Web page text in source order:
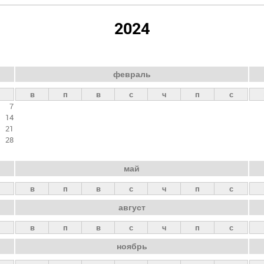
2024
7
14
21
28
февраль
в п в с ч п с
май
в п в с ч п с
август
в п в с ч п с
ноябрь